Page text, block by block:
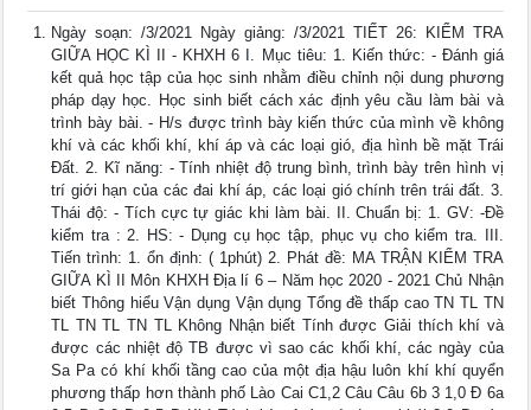
Ngày soạn: /3/2021 Ngày giảng: /3/2021 TIẾT 26: KIỂM TRA
GIỮA HỌC KÌ II - KHXH 6 I. Mục tiêu: 1. Kiến thức: - Đánh giá
kết quả học tập của học sinh nhằm điều chỉnh nội dung phương
pháp dạy học. Học sinh biết cách xác định yêu cầu làm bài và
trình bày bài. - H/s được trình bày kiến thức của mình về không
khí và các khối khí, khí áp và các loại gió, địa hình bề mặt Trái
Đất. 2. Kĩ năng: - Tính nhiệt độ trung bình, trình bày trên hình vị
trí giới hạn của các đai khí áp, các loại gió chính trên trái đất. 3.
Thái độ: - Tích cực tự giác khi làm bài. II. Chuẩn bị: 1. GV: -Đề
kiểm tra : 2. HS: - Dụng cụ học tập, phục vụ cho kiểm tra. III.
Tiến trình: 1. ổn định: ( 1phút) 2. Phát đề: MA TRẬN KIỂM TRA
GIỮA KÌ II Môn KHXH Địa lí 6 – Năm học 2020 - 2021 Chủ Nhận
biết Thông hiểu Vận dụng Vận dụng Tổng đề thấp cao TN TL TN
TL TN TL TN TL Không Nhận biết Tính được Giải thích khí và
được các nhiệt độ TB được vì sao các khối khí, các ngày của
Sa Pa có khí khối tầng cao của một địa hậu luôn khí khí quyển
phương thấp hơn thành phố Lào Cai C1,2 Câu Câu 6b 3 1,0 Đ 6a